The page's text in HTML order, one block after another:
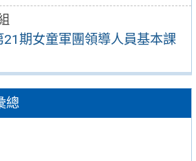
期女童軍團領導人員基本課
總